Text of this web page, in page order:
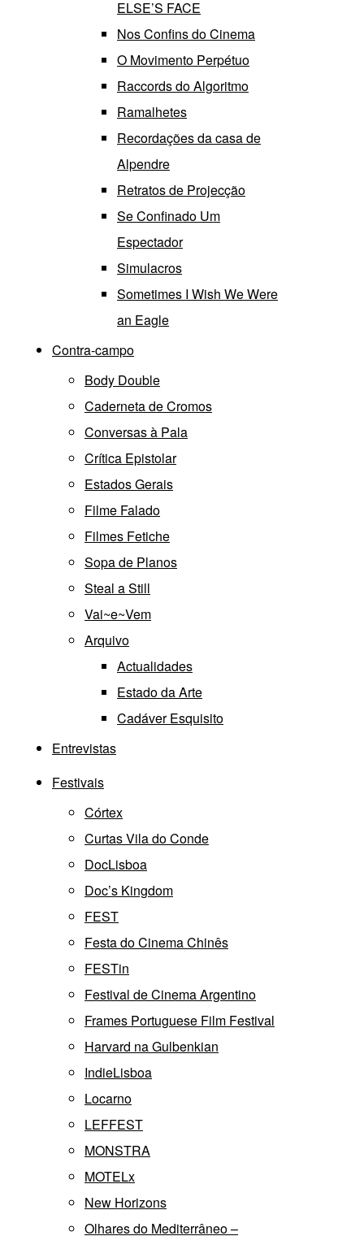
ELSE’S FACE
Nos Confins do Cinema
O Movimento Perpétuo
Raccords do Algoritmo
Ramalhetes
Recordações da casa de
Alpendre
Retratos de Projecção
Se Confinado Um
Espectador
Simulacros
Sometimes I Wish We Were
an Eagle
Contra-campo
Body Double
Caderneta de Cromos
Conversas à Pala
Crítica Epistolar
Estados Gerais
Filme Falado
Filmes Fetiche
Sopa de Planos
Steal a Still
Vai~e~Vem
Arquivo
Actualidades
Estado da Arte
Cadáver Esquisito
Entrevistas
Festivais
Córtex
Curtas Vila do Conde
DocLisboa
Doc’s Kingdom
FEST
Festa do Cinema Chinês
FESTin
Festival de Cinema Argentino
Frames Portuguese Film Festival
Harvard na Gulbenkian
IndieLisboa
Locarno
LEFFEST
MONSTRA
MOTELx
New Horizons
Olhares do Mediterrâneo –